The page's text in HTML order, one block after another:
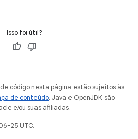
Isso foi útil?
código nesta página estão sujeitos às
de conteúdo. Java e OpenJDK são
e/ou suas afiliadas.
25 UTC.